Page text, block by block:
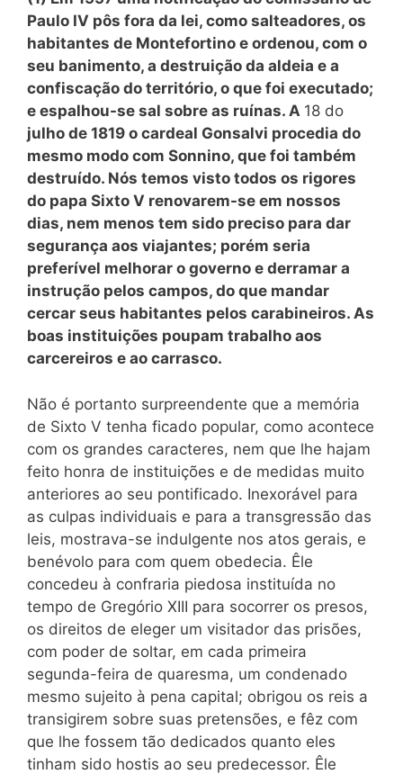
Paulo IV pôs fora da lei, como salteadores, os
habitantes de Montefortino e ordenou, com o
seu banimento, a destruição da aldeia e a
confiscação do território, o que foi executado;
e espalhou-se sal sobre as ruínas. A 18 do
julho de 1819 o cardeal Gonsalvi procedia do
mesmo modo com Sonnino, que foi também
destruído. Nós temos visto todos os rigores
do papa Sixto V renovarem-se em nossos
dias, nem menos tem sido preciso para dar
segurança aos viajantes; porém seria
preferível melhorar o governo e derramar a
instrução pelos campos, do que mandar
cercar seus habitantes pelos carabineiros. As
boas instituições poupam trabalho aos
carcereiros e ao carrasco.
Não é portanto surpreendente que a memória
de Sixto V tenha ficado popular, como acontece
com os grandes caracteres, nem que lhe hajam
feito honra de instituições e de medidas muito
anteriores ao seu pontificado. Inexorável para
as culpas individuais e para a transgressão das
leis, mostrava-se indulgente nos atos gerais, e
benévolo para com quem obedecia. Êle
concedeu à confraria piedosa instituída no
tempo de Gregório XIII para socorrer os presos,
os direitos de eleger um visitador das prisões,
com poder de soltar, em cada primeira
segunda-feira de quaresma, um condenado
mesmo sujeito à pena capital; obrigou os reis a
transigirem sobre suas pretensões, e fêz com
que lhe fossem tão dedicados quanto eles
tinham sido hostis ao seu predecessor. Êle